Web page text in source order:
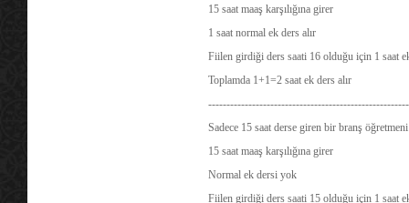
15 saat maaş karşılığına girer
1 saat normal ek ders alır
Fiilen girdiği ders saati 16 olduğu için 1 saat
Toplamda 1+1=2 saat ek ders alır
Sadece 15 saat derse giren bir branş
15 saat maaş karşılığına girer
Normal ek dersi yok
Fiilen girdiği ders saati 15 olduğu için 1 saat